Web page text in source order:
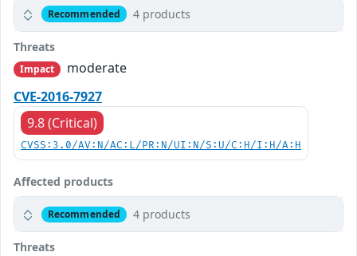
Recommended 4 products
Threats
Impact
moderate
CVE-2016-7927
9.8 (Critical)
CVSS:3.0/AV:N/AC:L/PR:N/UI:N/S:U/C:H/I:H/A:H
Affected products
Recommended 4 products
Threats